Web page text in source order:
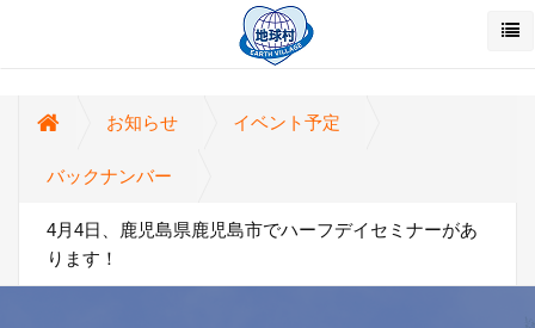
お知らせ イベント予定
バックナンバー
4月4日、鹿児島県鹿児島市でハーフデイセミナーがあ
ります！